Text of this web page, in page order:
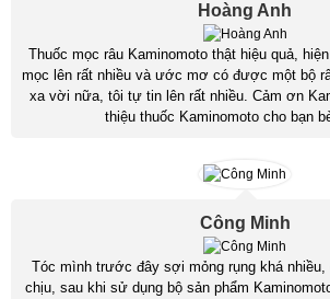
Hoàng Anh
Thuốc mọc râu Kaminomoto thật hiệu quả,
mọc lên rất nhiều và ước mơ có được một bộ
xa vời nữa, tôi tự tin lên rất nhiều. Cảm ơn
thiệu thuốc Kaminomoto cho bạn
Công Minh
Tóc mình trước đây sợi mỏng rụng khá nhiều,
chịu, sau khi sử dụng bộ sản phẩm